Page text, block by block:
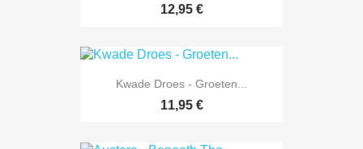
12,95 €
Kwade Droes - Groeten...
11,95 €